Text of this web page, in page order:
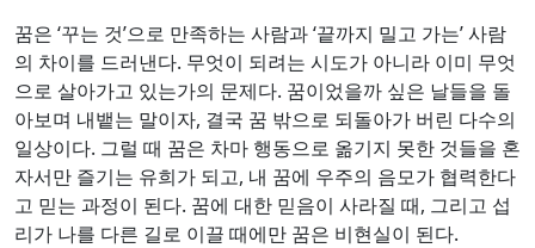
꿈은 ‘꾸는 것’으로 만족하는 사람과 ‘끝까지 밀고 가는’ 사람
의 차이를 드러낸다. 무엇이 되려는 시도가 아니라 이미 무엇
으로 살아가고 있는가의 문제다. 꿈이었을까 싶은 날들을 돌
아보며 내뱉는 말이자, 결국 꿈 밖으로 되돌아가 버린 다수의
일상이다. 그럴 때 꿈은 차마 행동으로 옮기지 못한 것들을 혼
자서만 즐기는 유희가 되고, 내 꿈에 우주의 음모가 협력한다
고 믿는 과정이 된다. 꿈에 대한 믿음이 사라질 때, 그리고 섭
리가 나를 다른 길로 이끌 때에만 꿈은 비현실이 된다.